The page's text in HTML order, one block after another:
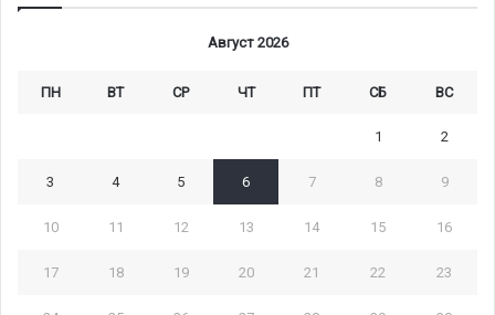
Август 2026
ПН ВТ СР ЧТ ПТ СБ ВС
1 2
3 4 5 6 7 8 9
10 11 12 13 14 15 16
17 18 19 20 21 22 23